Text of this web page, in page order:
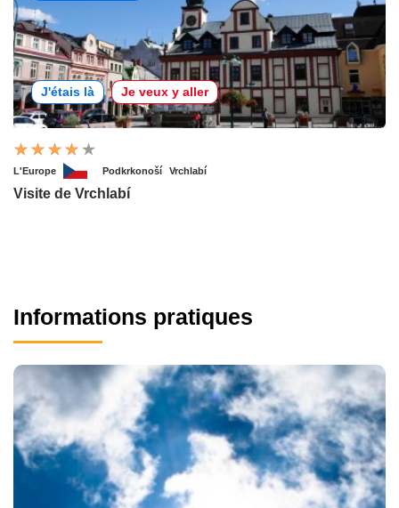
J'étais là Je veux y aller
L'Europe Podkrkonoší Vrchlabí
Visite de Vrchlabí
Informations pratiques